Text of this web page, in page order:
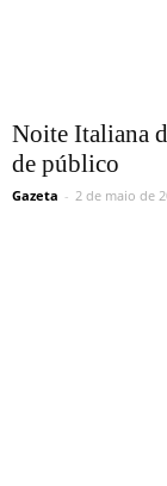
Noite Italiana
de público
Gazeta - 2 de maio de